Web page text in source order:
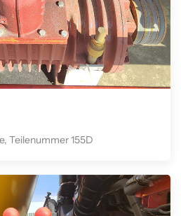
Teilenummer 155D